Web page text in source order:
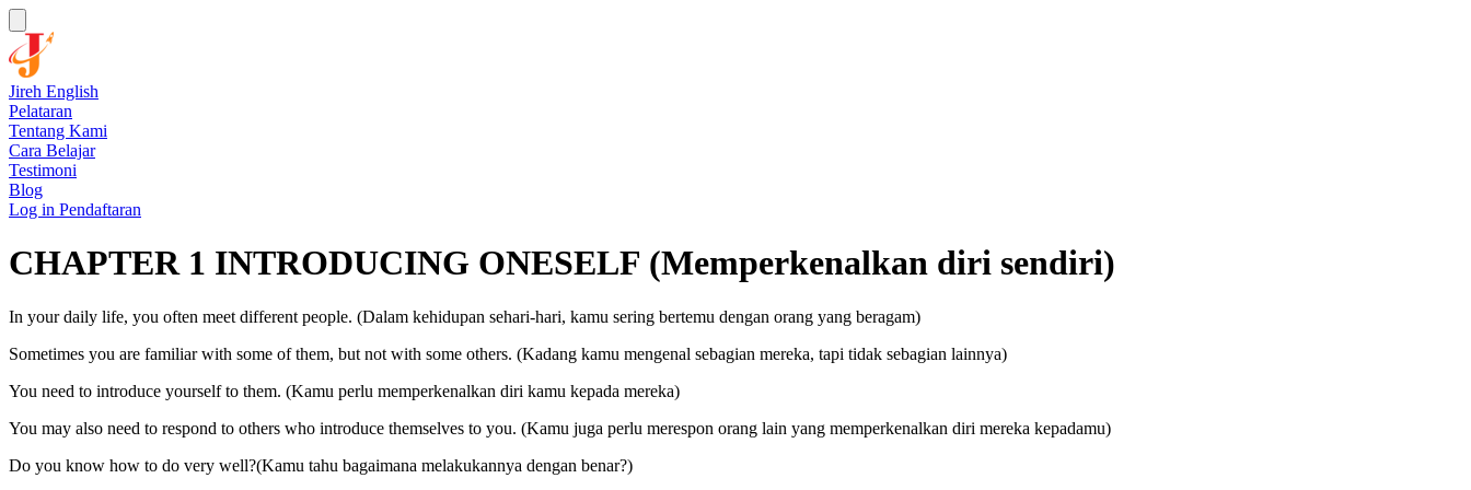
Jireh English
Pelataran
Tentang Kami
Cara Belajar
Testimoni
Blog
Log in Pendaftaran
CHAPTER 1 INTRODUCING ONESELF (Memperkenalkan diri sendiri)
In your daily life, you often meet different people. (Dalam kehidupan sehari-hari, kamu sering bertemu dengan orang yang beragam)
Sometimes you are familiar with some of them, but not with some others. (Kadang kamu mengenal sebagian mereka, tapi tidak sebagian lainnya)
You need to introduce yourself to them. (Kamu perlu memperkenalkan diri kamu kepada mereka)
You may also need to respond to others who introduce themselves to you. (Kamu juga perlu merespon orang lain yang memperkenalkan diri mereka kepadamu)
Do you know how to do very well?(Kamu tahu bagaimana melakukannya dengan benar?)